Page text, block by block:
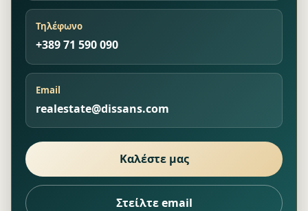
Τηλέφωνο
+389 71 590 090
Email
realestate@dissans.com
Καλέστε μας
Στείλτε email